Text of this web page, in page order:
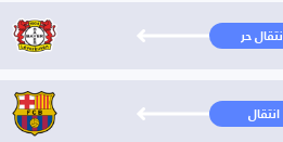
انتقال حر
انتقال